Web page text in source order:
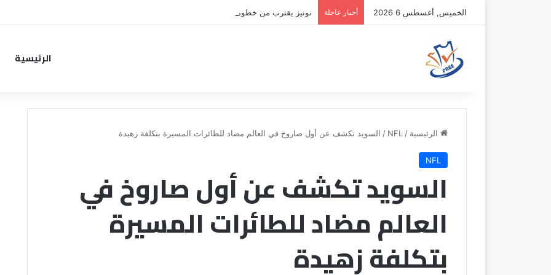
الخميس, أغسطس 6 2026 أخبار عاجلة نونيز يقترب من خطوة جديدة بموافقة الهلال
الرئيسية
الرئيسية /
NFL
/ السويد تكشف عن أول صاروخ في العالم مضاد للطائرات المسيرة بتكلفة زهيدة
NFL
السويد تكشف عن أول صاروخ في
العالم مضاد للطائرات المسيرة
بتكلفة زهيدة